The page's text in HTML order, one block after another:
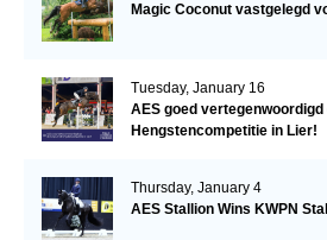
Magic Coconut vastgelegd
Tuesday, January 16
AES goed
Hengstencompetitie in Lier!
Thursday, January 4
AES Stallion Wins KWPN